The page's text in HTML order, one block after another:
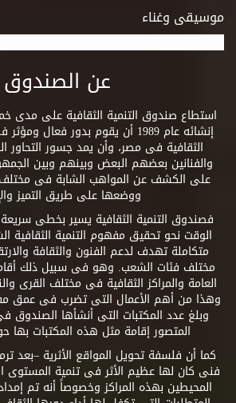
موسيقى وغناء
عن الصندوق
استطاع صندوق التنمية الثقافية على مدى
إنشائه عام 1989 أن يقوم بدور فعال
الثقافية فى مصر، وأن يمد جسور التحاور
والفنانين بعضهم البعض وبينهم وبين
على الكشف عن المواهب الشابة فى
ووضعها على طريق التميز
فصندوق التنمية الثقافية يسير بخطى
الوقت نحو تحقيق مفهوم التنمية
متكاملة تهدف لدعم الفنون والثقافة
مختلف فئات الشعب. وهو فى سبيل ذلك أقام
العامة والمراكز الثقافية فى مختلف القرى
وهذا من أهم الأعمال التى تضرب فى عمق
وبلغ عدد المكتبات التى أنشأها
المتصور إقامة مثل هذه المكتبات بها حوالى 90
كما أن فلسفة تحويل المواقع الأثرية –بعد
فنى كان لها عظيم الأثر فى تنمية المستوى
المحيطين بهذه المراكز وخصوصاً أنه تم